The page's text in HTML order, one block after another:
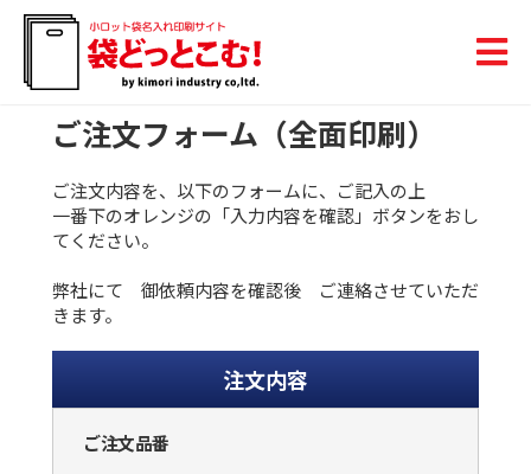
ご注文フォーム（全面印刷）
ご注文内容を、以下のフォームに、ご記入の上
一番下のオレンジの「入力内容を確認」ボタンをおし
てください。
弊社にて 御依頼内容を確認後 ご連絡させていただ
きます。
注文内容
ご注文品番